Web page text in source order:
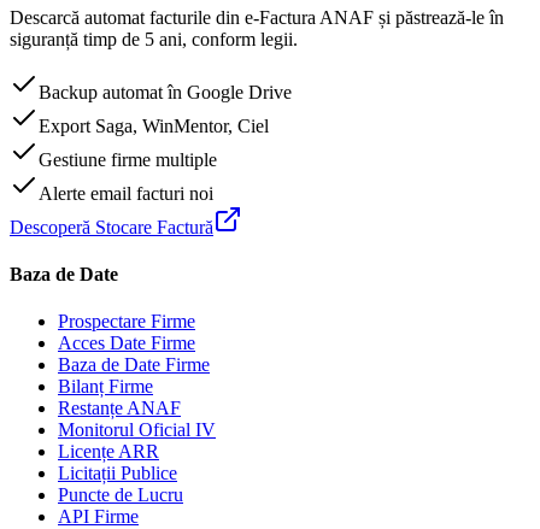
Descarcă automat facturile din e-Factura ANAF și păstrează-le în
siguranță timp de 5 ani, conform legii.
Backup automat în Google Drive
Export Saga, WinMentor, Ciel
Gestiune firme multiple
Alerte email facturi noi
Descoperă Stocare Factură
Baza de Date
Prospectare Firme
Acces Date Firme
Baza de Date Firme
Bilanț Firme
Restanțe ANAF
Monitorul Oficial IV
Licențe ARR
Licitații Publice
Puncte de Lucru
API Firme